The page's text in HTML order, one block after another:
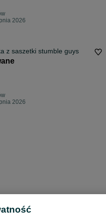
2026
z saszetki stumble guys
2026